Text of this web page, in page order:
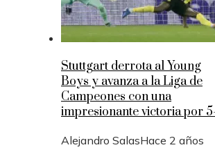
Stuttgart derrota al Young
Boys y avanza a la Liga de
Campeones con una
impresionante victoria por
Alejandro SalasHace 2 años